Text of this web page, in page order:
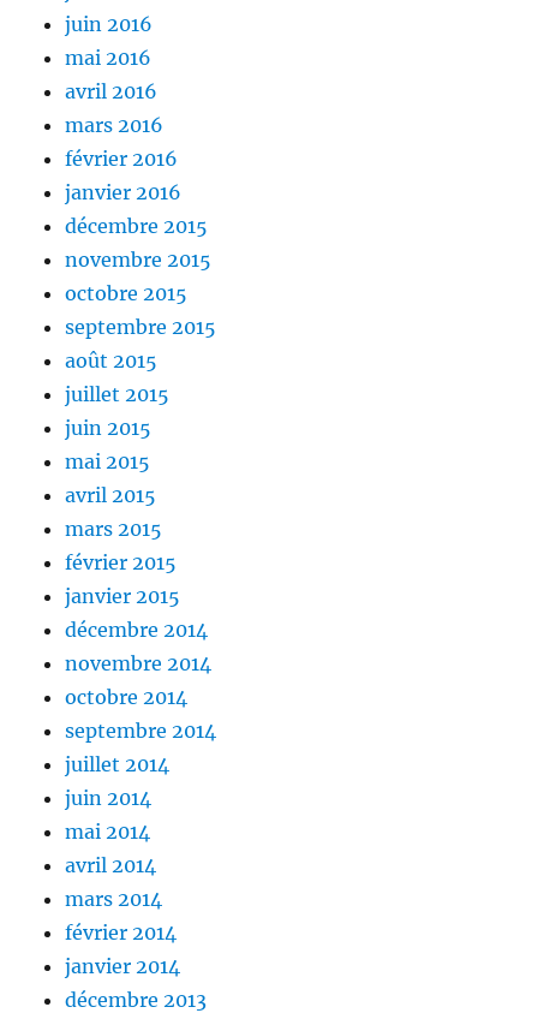
juin 2016
mai 2016
avril 2016
mars 2016
février 2016
janvier 2016
décembre 2015
novembre 2015
octobre 2015
septembre 2015
août 2015
juillet 2015
juin 2015
mai 2015
avril 2015
mars 2015
février 2015
janvier 2015
décembre 2014
novembre 2014
octobre 2014
septembre 2014
juillet 2014
juin 2014
mai 2014
avril 2014
mars 2014
février 2014
janvier 2014
décembre 2013